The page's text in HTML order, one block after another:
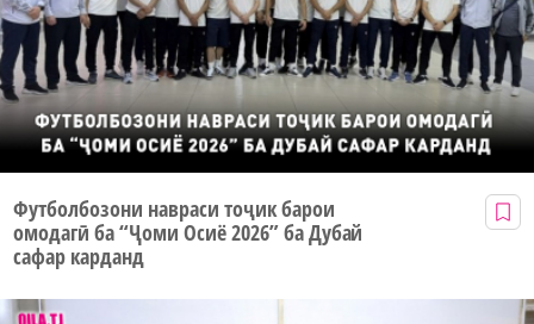
Футболбозони навраси тоҷик барои
омодагӣ ба “Ҷоми Осиё 2026” ба Дубай
сафар карданд